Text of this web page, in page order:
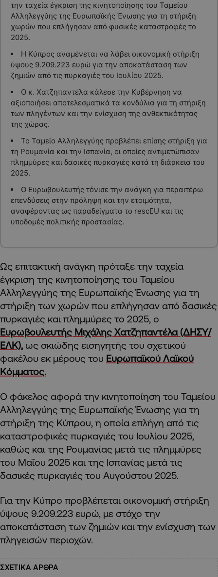
την ταχεία έγκριση της κινητοποίησης του Ταμείου
Αλληλεγγύης της Ευρωπαϊκής Ένωσης για τη στήριξη
χωρών που επλήγησαν από φυσικές καταστροφές το
2025.
Η Κύπρος αναμένεται να λάβει οικονομική στήριξη
ύψους 9.209.223 ευρώ για την αποκατάσταση των
ζημιών από τις πυρκαγιές του Ιουλίου 2025.
Ο κ. Χατζηπαντέλα κάλεσε την Κυβέρνηση να
αξιοποιήσει αποτελεσματικά τα κονδύλια για τη στήριξη
των πληγέντων και την ενίσχυση της ανθεκτικότητας
της χώρας.
Το Ταμείο Αλληλεγγύης προβλέπει επίσης στήριξη για
τη Ρουμανία και την Ισπανία, οι οποίες αντιμετώπισαν
πλημμύρες και δασικές πυρκαγιές κατά τη διάρκεια του
2025.
Ο Ευρωβουλευτής τόνισε την ανάγκη για περαιτέρω
επενδύσεις στην πρόληψη και την ετοιμότητα,
αναφέροντας ως παραδείγματα το rescEU και τις
υποδομές πολιτικής προστασίας.
Ως επιτακτική ανάγκη πρόταξε την ταχεία
έγκριση της κινητοποίησης του Ταμείου
Αλληλεγγύης της Ευρωπαϊκής Ένωσης για τη
στήριξη των χωρών που επλήγησαν από δασικές
πυρκαγιές και πλημμύρες το 2025, ο
Ευρωβουλευτής Μιχάλης Χατζηπαντέλα (ΔΗΣΥ/
ΕΛΚ), ως σκιώδης εισηγητής του σχετικού
φακέλου εκ μέρους του Ευρωπαϊκού Λαϊκού
Κόμματος.
Ο φάκελος αφορά την κινητοποίηση του Ταμείου
Αλληλεγγύης της Ευρωπαϊκής Ένωσης για τη
στήριξη της Κύπρου, η οποία επλήγη από τις
καταστροφικές πυρκαγιές του Ιουλίου 2025,
καθώς και της Ρουμανίας μετά τις πλημμύρες
του Μαΐου 2025 και της Ισπανίας μετά τις
δασικές πυρκαγιές του Αυγούστου 2025.
Για την Κύπρο προβλέπεται οικονομική στήριξη
ύψους 9.209.223 ευρώ, με στόχο την
αποκατάσταση των ζημιών και την ενίσχυση των
πληγεισών περιοχών.
ΣΧΕΤΙΚΑ ΑΡΘΡΑ